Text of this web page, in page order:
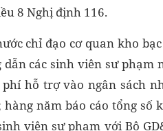
8 Nghị định 116.
chỉ đạo cơ quan kho
các sinh viên sư phạm
hỗ trợ vào ngân sách
năm báo cáo tổng số
viên sư phạm với Bộ